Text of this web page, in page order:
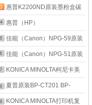
2522粉盒碳粉墨盒 BP-
CT200原装粉盒 大容量2322
2522 原装 碳粉
原装正品墨粉碳粉盒 适用长
城
M6022/6024ADN;M8022/
F10A 黑色标容碳粉盒（约印
5400页）
惠普K2200ND原装墨粉盒碳
粉硒鼓墨盒惠普耗材 K2200
墨粉 707S 707L R707 三星
D707S墨粉碳粉盒6000页 三
星原装
惠普（HP）
256A/256X/w1333A X适用
433a 436n 437n nda粉盒墨
粉墨盒硒鼓 适用436和433a
低容56A墨粉粉盒7400页 惠
普原装
佳能（Canon）NPG-59原装
墨粉碳粉盒 g59墨粉盒硒鼓
（适用
2206L/N/2224L/N/2202/2002/
NPG-59标准装10200页
佳能（Canon）NPG-51原装
墨粉盒 G51墨粉硒鼓碳粉 适
用佳能2520/2525/2530打印
机耗材 NPG-51标准装14600
KONICA MINOLTA柯尼卡美
能达 c226粉盒原装 柯美
C226碳粉 C266墨粉墨盒柯
夏普原装BP-CT201 BP-
CT200 BP-CT300 2322
KONICA MINOLTA打印机复